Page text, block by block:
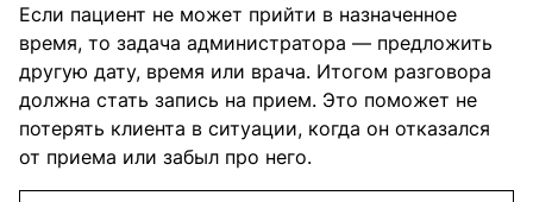
Если пациент не может прийти в назначенное
время, то задача администратора — предложить
другую дату, время или врача. Итогом разговора
должна стать запись на прием. Это поможет не
потерять клиента в ситуации, когда он отказался
от приема или забыл про него.